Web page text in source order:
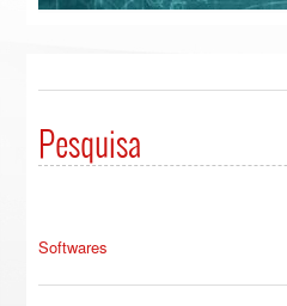
Pesquisa
Softwares